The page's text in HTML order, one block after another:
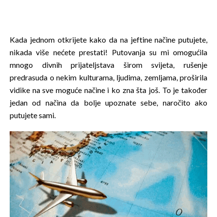
Kada jednom otkrijete kako da na jeftine načine putujete,
nikada više nećete prestati! Putovanja su mi omogućila
mnogo divnih prijateljstava širom svijeta, rušenje
predrasuda o nekim kulturama, ljudima, zemljama, proširila
vidike na sve moguće načine i ko zna šta još. To je također
jedan od načina da bolje upoznate sebe, naročito ako
putujete sami.